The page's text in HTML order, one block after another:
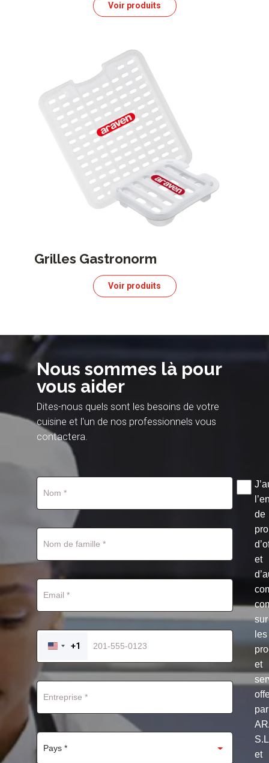
Voir produits
Grilles Gastronorm
Voir produits
Nous sommes là pour
vous aider
Dites-nous quels sont les besoins de votre
cuisine et l'un de nos professionnels vous
contactera.
UNITED
STATES
+1
+1
de
et
sur
les
et
par
et